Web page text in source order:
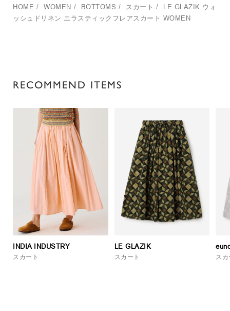
HOME / WOMEN / BOTTOMS / スカート / LE GLAZIK ウォ
ッシュドリネン エラスティックフレアスカート WOMEN
RECOMMEND ITEMS
INDIA INDUSTRY
スカート
LE GLAZIK
スカート ス